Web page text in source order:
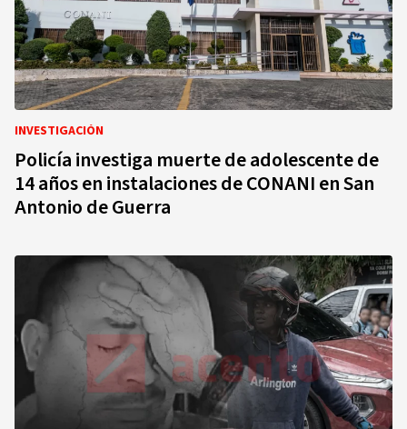
INVESTIGACIÓN
Policía investiga muerte de adolescente de
14 años en instalaciones de CONANI en San
Antonio de Guerra